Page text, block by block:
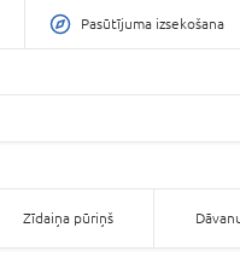
Pasūtījuma izsekošana
Zīdaiņa pūriņš